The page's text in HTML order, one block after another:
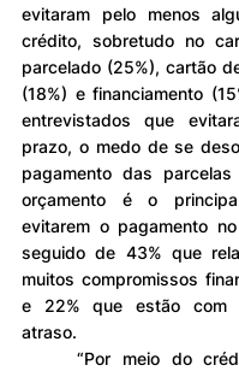
evitaram pelo menos
crédito, sobretudo no
parcelado (25%), cartão
(18%) e financiamento
entrevistados que
prazo, o medo de se
pagamento das
orçamento é o
evitarem o pagamento
seguido de 43% que
muitos compromissos
e 22% que estão com
atraso.